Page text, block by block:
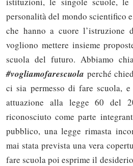
personalità del mondo scientifico
che hanno a cuore l’istruzione
vogliono mettere insieme
scuola del futuro. Abbiamo
#vogliamofarescuola perché
ci sia permesso di fare scuola,
attuazione alla legge 60 del
riconosciuto come parte
pubblico, una legge rimasta
mai stata prevista una vera
fare scuola poi esprime il